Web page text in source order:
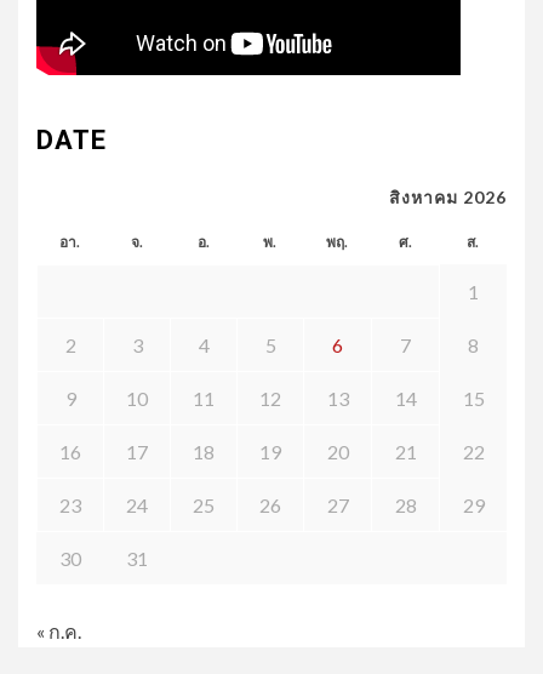
DATE
สิงหาคม 2026
อา. จ. อ. พ. พฤ. ศ. ส.
1
2 3 4 5 6 7 8
9 10 11 12 13 14 15
16 17 18 19 20 21 22
23 24 25 26 27 28 29
30 31
« ก.ค.